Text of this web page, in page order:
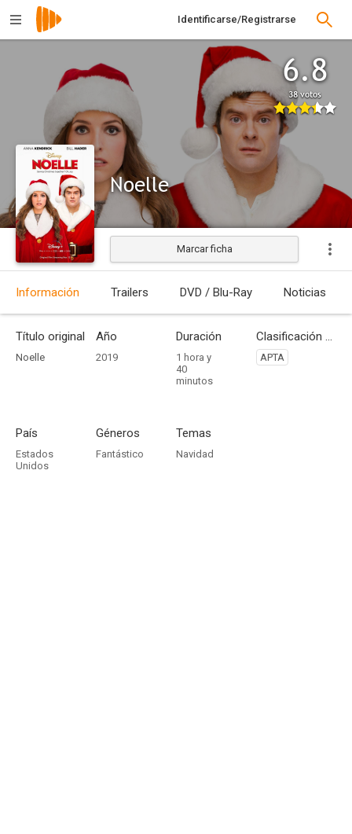
Identificarse/Registrarse
6.8
38 votos
Noelle
Estrenada
Marcar ficha
Información Trailers DVD / Blu-Ray Noticias
Título original
Noelle
Año
2019
Duración
1 hora y
40
minutos
Clasificación por edades
APTA
País
Estados
Unidos
Géneros
Fantástico
Temas
Navidad